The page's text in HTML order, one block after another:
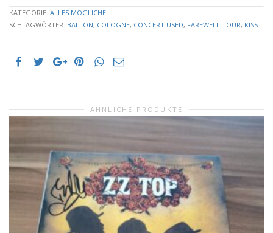
KATEGORIE: ALLES MÖGLICHE
SCHLAGWÖRTER: BALLON, COLOGNE, CONCERT USED, FAREWELL TOUR, KISS
ÄHNLICHE PRODUKTE